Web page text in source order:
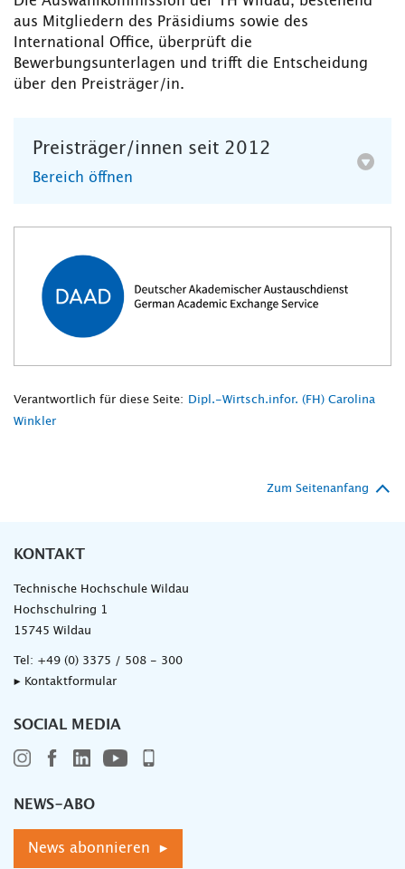
aus Mitgliedern des Präsidiums sowie des
International Office, überprüft die
Bewerbungsunterlagen und trifft die Entscheidung
über den Preisträger/in.
Preisträger/innen seit 2012
Bereich öffnen
Verantwortlich für diese Seite:
Dipl.-Wirtsch.infor. (FH) Carolina
Winkler
Zum Seitenanfang
KONTAKT
Technische Hochschule Wildau
Hochschulring 1
15745 Wildau
Tel: +49 (0) 3375 / 508 - 300
▸ Kontaktformular
SOCIAL MEDIA
NEWS-ABO
News abonnieren ▸